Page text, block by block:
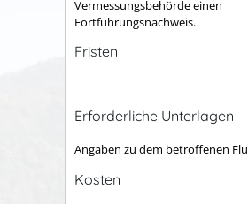
Vermessungsbehörde einen
Fortführungsnachweis.
Fristen
-
Erforderliche Unterlagen
Angaben zu dem betroffenen
Kosten